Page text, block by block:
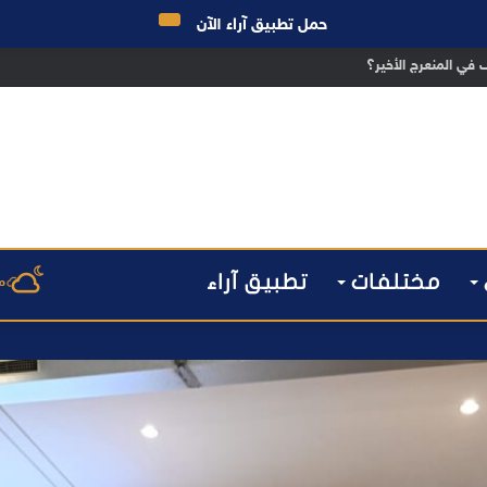
هل أصبحت إدارة الأزمات خارج أولويات الفاعلين السياسيين؟
مختلفات تطبيق آراء
حمل تطبيق آراء الآن